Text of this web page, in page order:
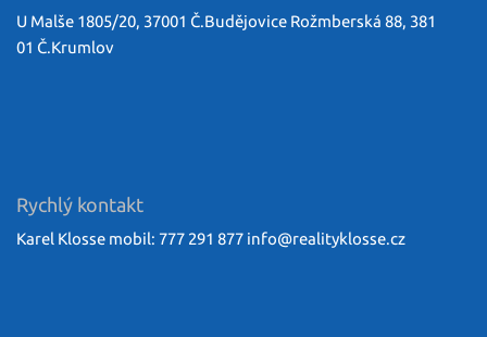
U Malše 1805/20, 37001 Č.Budějovice Rožmberská 88, 381
01 Č.Krumlov
Rychlý kontakt
Karel Klosse mobil: 777 291 877 info@realityklosse.cz